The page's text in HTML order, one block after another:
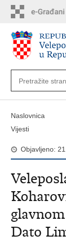
sadržaj
Naslovnica
Vijesti
Objavljeno:
Dato